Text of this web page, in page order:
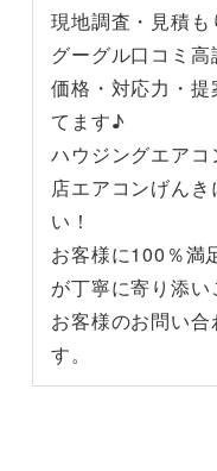
現地調査・見積も
グーグル口コミ高
価格・対応力・
てます♪
ハウジングエア
店エアコンげん
い！
お客様に100％満
が丁寧に寄り添い
お客様のお問い
す。